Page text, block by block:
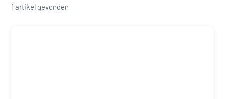
1 artikel gevonden